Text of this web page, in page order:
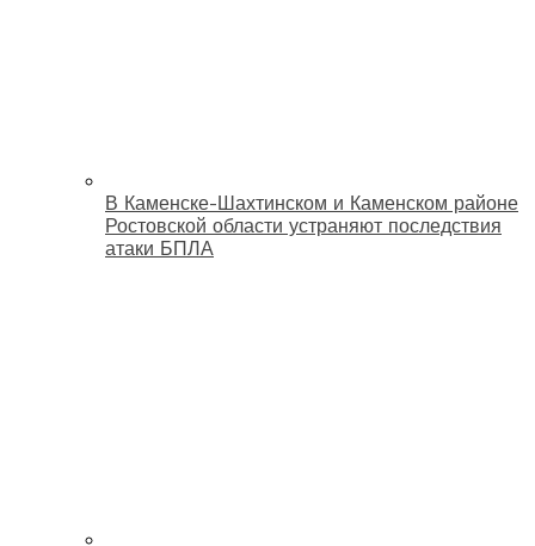
В Каменске-Шахтинском и Каменском районе
Ростовской области устраняют последствия
атаки БПЛА